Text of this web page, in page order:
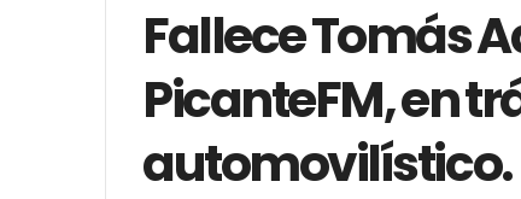
Fallece Tomás
PicanteFM, en
automovilístico.